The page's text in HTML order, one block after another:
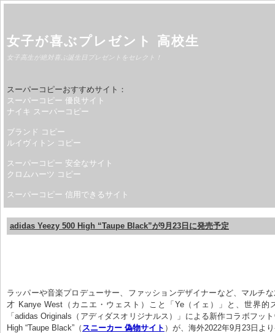
女子が喜ぶプレゼント 高校生
女子高生が絶対喜ぶ誕生日プレゼントをセレクト！
スーパーコピーおすすめサイト：
スーパーコピー 優良サイト
ナイキ スーパーコピー
ブランド コピー
ルイヴィトン コピー
スーパーコピー 安全なサイト
クロムハーツ コピー
スーパーコピー 信用できるサイト
adidas Yeezy 500 High “Taupe Black”が9月23日に発売予定
ラッパーや音楽プロデューサー、ファッションデザイナーなど、マルチ
才 Kanye West（カニエ・ウェスト）こと「Ye（イェ）」と、世界的
「adidas Originals（アディダスオリジナルス）」による新作コラボフッ
High “Taupe Black”（ スニーカー 偽物サイト ）が、海外2022年9月23日よ